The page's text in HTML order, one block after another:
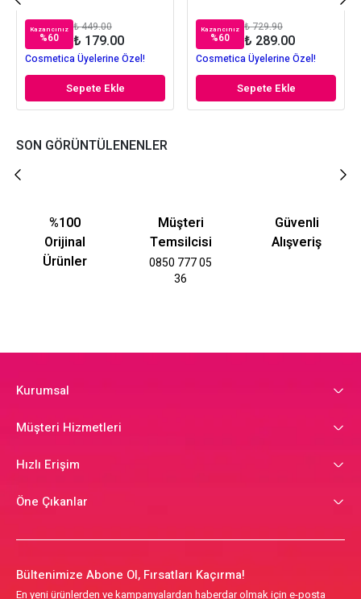
Kazancınız
%60
₺ 449.00
₺ 179.00
Cosmetica Üyelerine Özel!
Sepete Ekle
Kazancınız
%60
₺ 729.90
₺ 289.00
Cosmetica Üyelerine Özel!
Sepete Ekle
SON GÖRÜNTÜLENENLER
%100
Orijinal
Ürünler
Müşteri
Temsilcisi
0850 777 05
36
Güvenli
Alışveriş
Kurumsal
Müşteri Hizmetleri
Hızlı Erişim
Öne Çıkanlar
Bültenimize Abone Ol, Fırsatları Kaçırma!
En yeni ürünlerden ve kampanyalardan haberdar olmak için e-posta